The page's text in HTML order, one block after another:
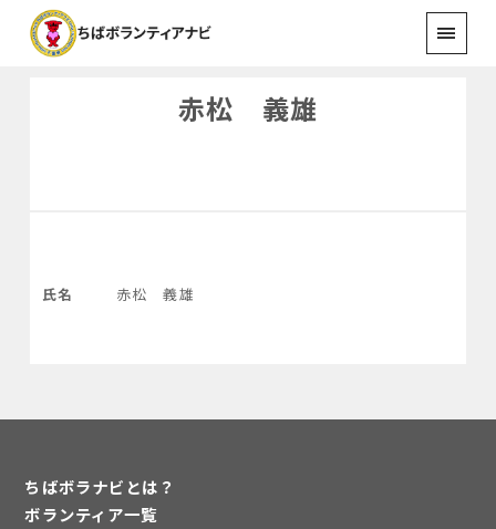
赤松 義雄
氏名 赤松 義雄
ちばボラナビとは？
ボランティア一覧